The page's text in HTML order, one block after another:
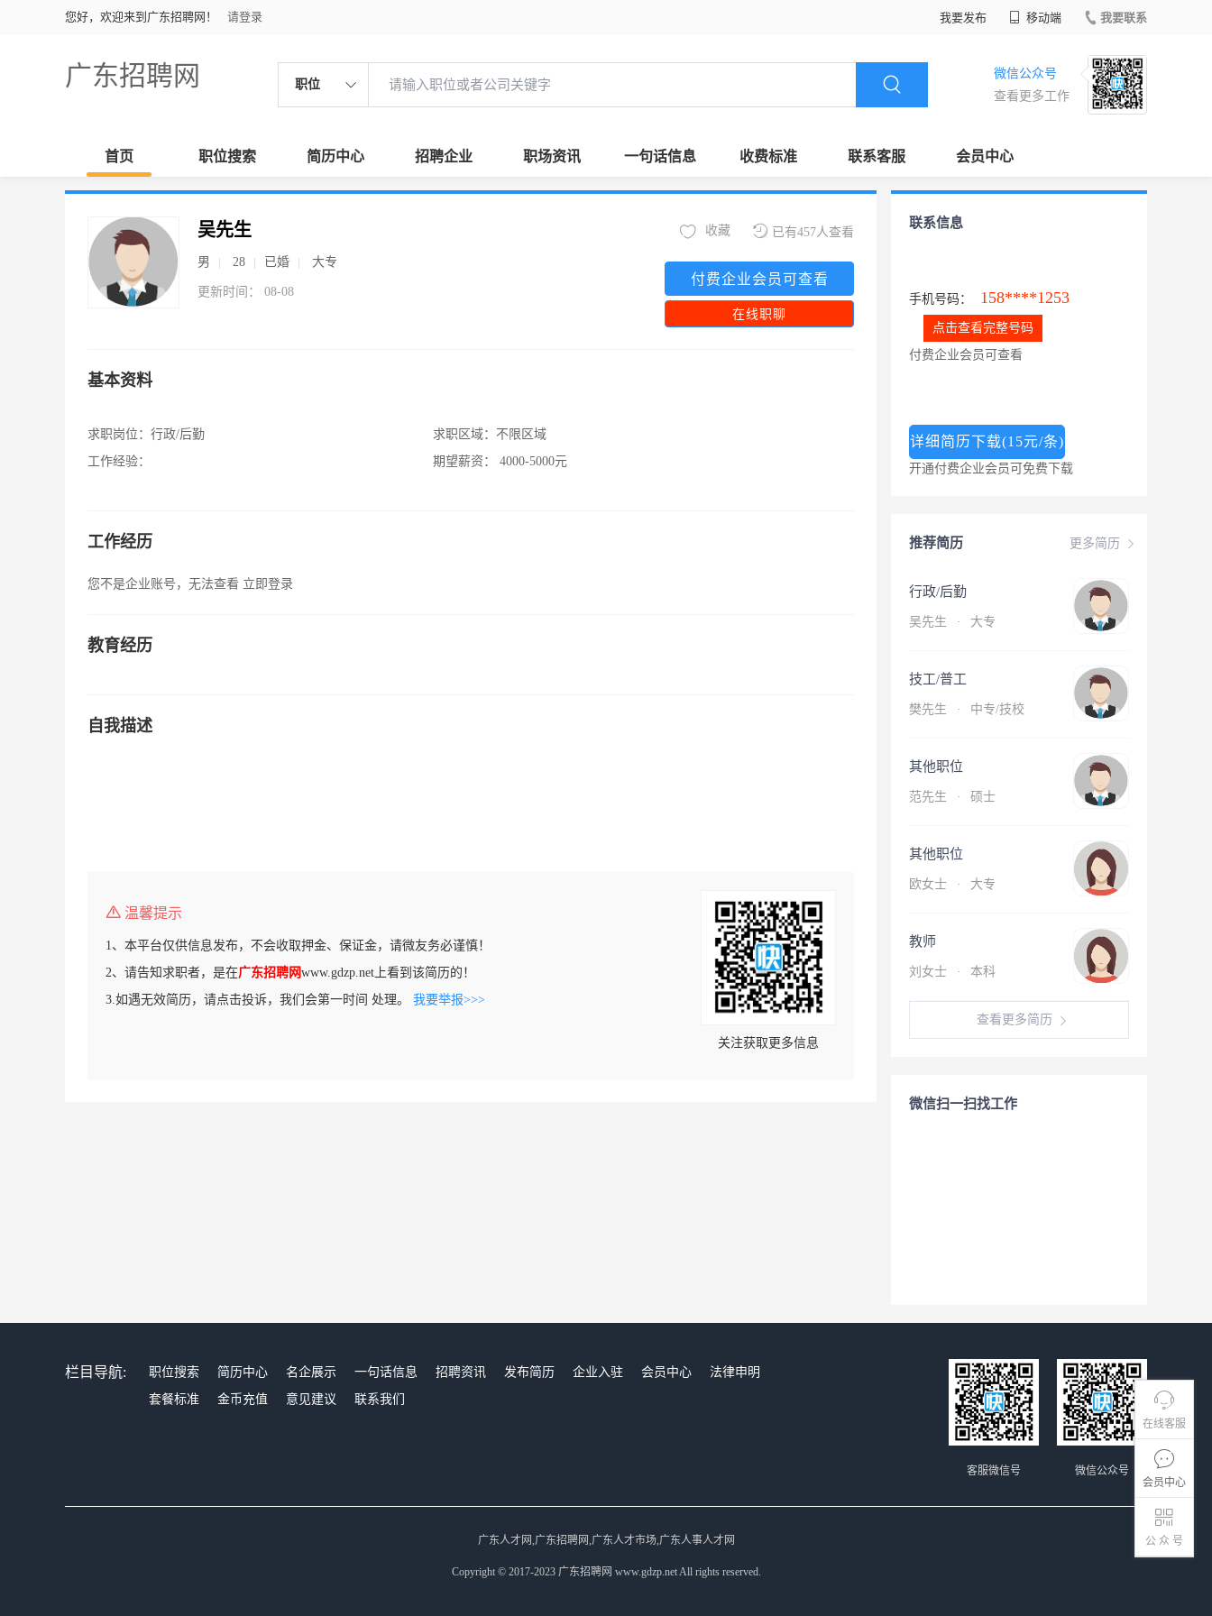
您好，欢迎来到广东招聘网！ 请登录 我要发布 移动端 我要联系
广东招聘网 职位
微信公众号
查看更多工作
首页 职位搜索 简历中心 招聘企业 职场资讯 一句话信息 收费标准 联系客服 会员中心
在线客服
会员中心
公 众 号
吴先生
男 28 已婚 大专
更新时间： 08-08
已有457人查看
收藏
付费企业会员可查看
在线职聊
基本资料
求职岗位： 行政/后勤
工作经验：
求职区域： 不限区域
期望薪资：
4000-5000元
工作经历
您不是企业账号，无法查看 立即登录
教育经历
自我描述
温馨提示
1、本平台仅供信息发布，不会收取押金、保证金，请微友务必谨慎！
2、请告知求职者，是在广东招聘网www.gdzp.net上看到该简历的！
3.如遇无效简历，请点击投诉，我们会第一时间 处理。 我要举报>>>
关注获取更多信息
联系信息
手机号码： 158****1253
点击查看完整号码
付费企业会员可查看
详细简历下载(15元/条)
开通付费企业会员可免费下载
更多简历
推荐简历
行政/后勤
吴先生 · 大专
技工/普工
樊先生 · 中专/技校
其他职位
范先生 · 硕士
其他职位
欧女士 · 大专
教师
刘女士 · 本科
查看更多简历
微信扫一扫找工作
栏目导航: 职位搜索 简历中心 名企展示 一句话信息 招聘资讯 发布简历 企业入驻 会员中心
法律申明
套餐标准
金币充值 意见建议 联系我们
微信公众号
客服微信号
广东人才网,广东招聘网,广东人才市场,广东人事人才网
Copyright © 2017-2023 广东招聘网 www.gdzp.net All rights reserved.